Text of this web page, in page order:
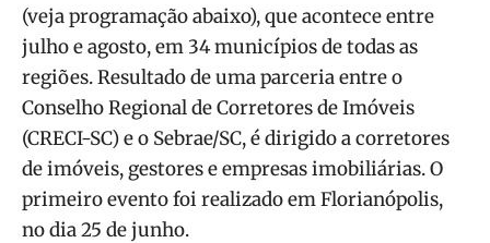
(veja programação abaixo), que acontece entre
julho e agosto, em 34 municípios de todas as
regiões. Resultado de uma parceria entre o
Conselho Regional de Corretores de Imóveis
(CRECI-SC) e o Sebrae/SC, é dirigido a corretores
de imóveis, gestores e empresas imobiliárias. O
primeiro evento foi realizado em Florianópolis,
no dia 25 de junho.